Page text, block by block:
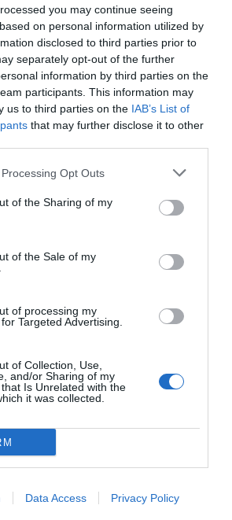
you may continue seeing
on personal information utilized by
disclosed to third parties prior to
separately opt-out of the further
information by third parties on the
participants. This information may
us to third parties on the IAB’s List of
that may further disclose it to other
Opt Outs
of the Sharing of my
of the Sale of my
of processing my
Targeted Advertising.
of Collection, Use,
and/or Sharing of my
Is Unrelated with the
it was collected.
Data Access Privacy Policy